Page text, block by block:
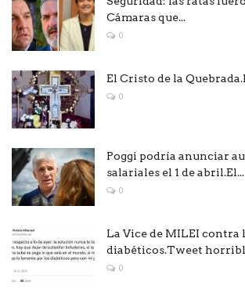
Cámaras que...
0
El Cristo de la
0
Poggi podría anunciar
salariales el 1 de abril.El...
0
La Vice de MILEI contra
diabéticos.Tweet
0